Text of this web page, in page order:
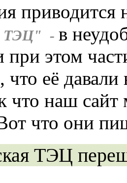
приводится
ТЭЦ" - в
при этом
что её
что наш
что они
ТЭЦ